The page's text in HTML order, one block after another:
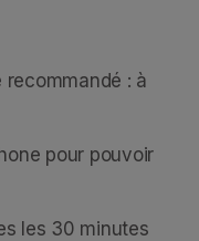
recommandé : à
pour pouvoir
les 30 minutes